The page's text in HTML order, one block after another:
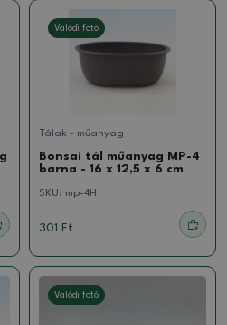
Valódi fotó
Tálak - műanyag
Bonsai tál műanyag MP-4
barna - 16 x 12,5 x 6 cm
SKU: mp-4H
301 Ft
Valódi fotó